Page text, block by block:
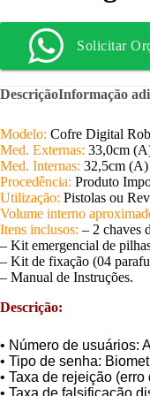
Solicitar
DescriçãoInformação
Modelo: Cofre Digital
Med. Externas: 33,0cm
Med. Internas: 32,5cm
Procedência: Produto
Utilização: Pistolas ou
Volume interno
Itens inclusos: – 2 chaves
– Kit emergencial de
– Kit de fixação (04
– Manual de Instruções.
Descrição:
• Número de usuários:
• Tipo de senha:
• Taxa de rejeição
• Taxa de falsificação